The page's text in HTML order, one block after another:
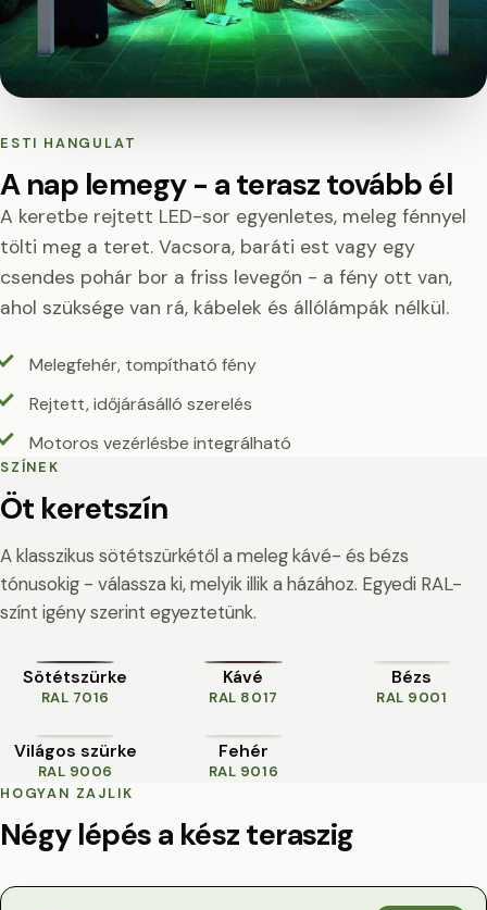
ESTI HANGULAT
A nap lemegy - a terasz tovább él
A keretbe rejtett LED-sor egyenletes, meleg fénnyel
tölti meg a teret. Vacsora, baráti est vagy egy
csendes pohár bor a friss levegőn - a fény ott van,
ahol szüksége van rá, kábelek és állólámpák nélkül.
Melegfehér, tompítható fény
Rejtett, időjárásálló szerelés
Motoros vezérlésbe integrálható
SZÍNEK
Öt keretszín
A klasszikus sötétszürkétől a meleg kávé- és bézs
tónusokig - válassza ki, melyik illik a házához. Egyedi RAL-
színt igény szerint egyeztetünk.
Sötétszürke
RAL 7016
Kávé
RAL 8017
Bézs
RAL 9001
Világos szürke
RAL 9006
Fehér
RAL 9016
HOGYAN ZAJLIK
Négy lépés a kész teraszig